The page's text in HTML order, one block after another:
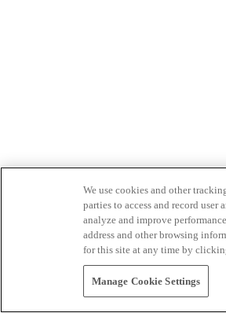
We use cookies and other
parties to access and record
analyze and improve
address and other browsing
for this site at any time by
Manage Cookie Settings